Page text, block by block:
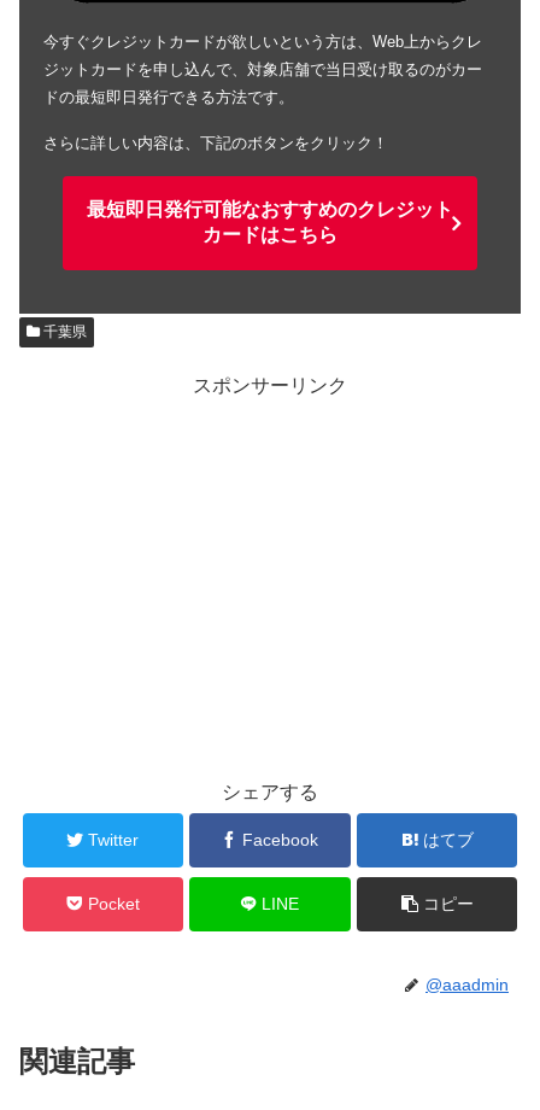
今すぐクレジットカードが欲しいという方は、Web上からクレ
ジットカードを申し込んで、対象店舗で当日受け取るのがカー
ドの最短即日発行できる方法です。
さらに詳しい内容は、下記のボタンをクリック！
最短即日発行可能なおすすめのクレジット
カードはこちら
千葉県
スポンサーリンク
シェアする
Twitter Facebook はてブ
Pocket LINE コピー
@aaadmin
関連記事